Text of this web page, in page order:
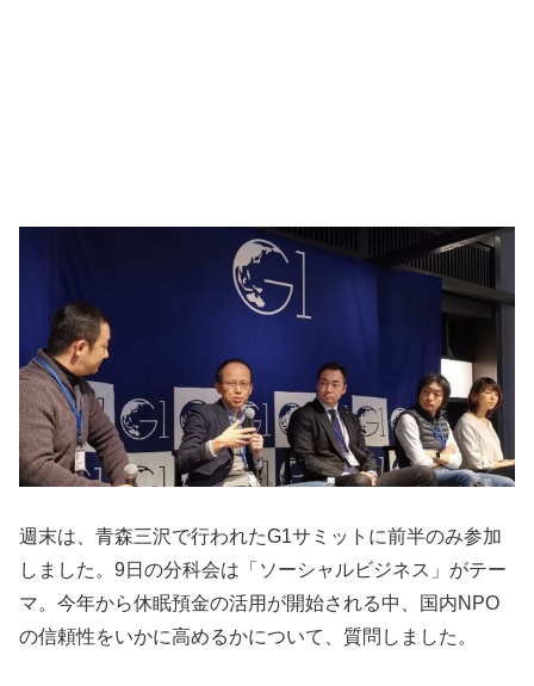
週末は、青森三沢で行われたG1サミットに前半のみ参加
しました。9日の分科会は「ソーシャルビジネス」がテー
マ。今年から休眠預金の活用が開始される中、国内NPO
の信頼性をいかに高めるかについて、質問しました。